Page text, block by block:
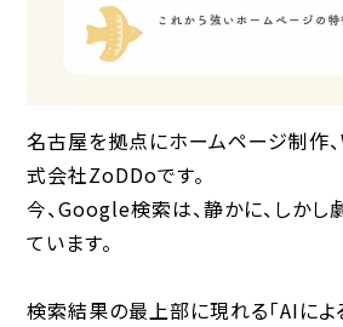
名古屋を拠点にホームページ制作
式会社ZoDDoです。
今、Google検索は、静かに、しか
ています。
検索結果の最上部に現れる「AIによ